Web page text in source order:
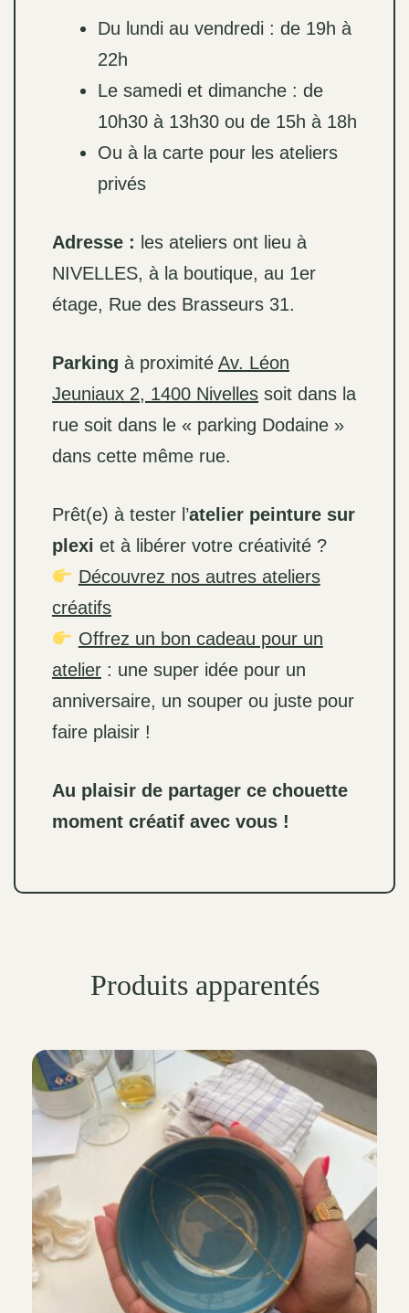
Du lundi au vendredi : de 19h à
22h
Le samedi et dimanche : de
10h30 à 13h30 ou de 15h à 18h
Ou à la carte pour les ateliers
privés
Adresse : les ateliers ont lieu à
NIVELLES, à la boutique, au 1er
étage, Rue des Brasseurs 31.
Parking à proximité Av. Léon
Jeuniaux 2, 1400 Nivelles soit dans la
rue soit dans le « parking Dodaine »
dans cette même rue.
Prêt(e) à tester l’atelier peinture sur
plexi et à libérer votre créativité ?
Découvrez nos autres ateliers
créatifs
Offrez un bon cadeau pour un
atelier : une super idée pour un
anniversaire, un souper ou juste pour
faire plaisir !
Au plaisir de partager ce chouette
moment créatif avec vous !
Produits apparentés